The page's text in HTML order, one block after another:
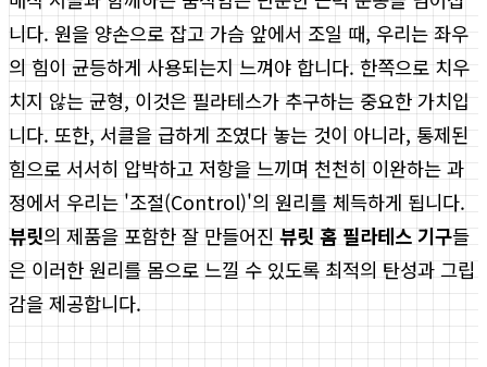
니다. 원을 양손으로 잡고 가슴 앞에서 조일 때, 우리는 좌우
의 힘이 균등하게 사용되는지 느껴야 합니다. 한쪽으로 치우
치지 않는 균형, 이것은 필라테스가 추구하는 중요한 가치입
니다. 또한, 서클을 급하게 조였다 놓는 것이 아니라, 통제된
힘으로 서서히 압박하고 저항을 느끼며 천천히 이완하는 과
정에서 우리는 '조절(Control)'의 원리를 체득하게 됩니다.
뷰릿의 제품을 포함한 잘 만들어진 뷰릿 홈 필라테스 기구들
은 이러한 원리를 몸으로 느낄 수 있도록 최적의 탄성과 그립
감을 제공합니다.